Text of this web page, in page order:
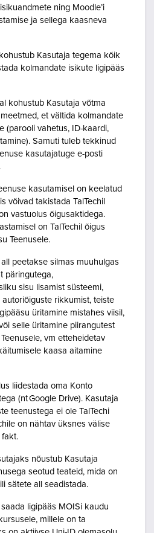
ning Moodle’i
ja sellega kaasneva
Kasutaja tegema kõik
kolmandate isikute ligipääs
kohustub Kasutaja võtma
et vältida kolmandate
(parooli vahetus, ID-kaardi,
Samuti tuleb tekkinud
kasutajatuge e-posti
.
kasutamisel on keelatud
võivad takistada TalTechil
vastuolus õigusaktidega.
on TalTechil õigus
Teenusele.
peetakse silmas muuhulgas
päringutega,
sisu lisamist süsteemi,
rikkumist, teiste
üritamine mistahes viisil,
selle üritamine piirangutest
vm etteheidetav
kaasa aitamine
liidestada oma Konto
(nt Google Drive). Kasutaja
teenustega ei ole TalTechi
on nähtav üksnes välise
fakt.
nõustub Kasutaja
seotud teateid, mida on
sätete all seadistada.
ligipääs MOISi kaudu
millele on ta